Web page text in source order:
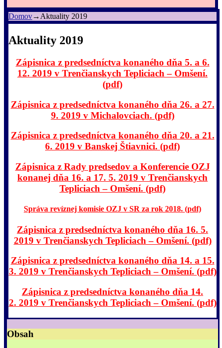
Domov→ Aktuality 2019
Aktuality 2019
Zápisnica z predsedníctva konaného dňa 5. a 6.
12. 2019 v Trenčianskych Tepliciach – Omšení.
(pdf)
Zápisnica z predsedníctva konaného dňa 26. a 27.
9. 2019 v Michalovciach. (pdf)
Zápisnica z predsedníctva konaného dňa 20. a 21.
6. 2019 v Banskej Štiavnici. (pdf)
Zápisnica z Rady predsedov a Konferencie OZJ
konanej dňa 16. a 17. 5. 2019 v Trenčianskych
Tepliciach – Omšení. (pdf)
Správa revíznej komisie OZJ v SR za rok 2018. (pdf)
Zápisnica z predsedníctva konaného dňa 16. 5.
2019 v Trenčianskych Tepliciach – Omšení. (pdf)
Zápisnica z predsedníctva konaného dňa 14. a 15.
3. 2019 v Trenčianskych Tepliciach – Omšení. (pdf)
Zápisnica z predsedníctva konaného dňa 14.
2. 2019 v Trenčianskych Tepliciach – Omšení. (pdf)
Obsah